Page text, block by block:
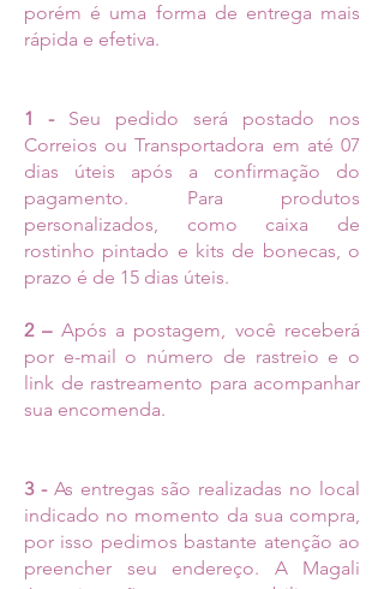
porém é uma forma de entrega mais
rápida e efetiva.
1 - Seu pedido será postado nos
Correios ou Transportadora em até 07
dias úteis após a confirmação do
pagamento. Para produtos
personalizados, como caixa de
rostinho pintado e kits de bonecas, o
prazo é de 15 dias úteis.
2 – Após a postagem, você receberá
por e-mail o número de rastreio e o
link de rastreamento para acompanhar
sua encomenda.
3 -As entregas são realizadas no local
indicado no momento da sua compra,
por isso pedimos bastante atenção ao
preencher seu endereço. A Magali